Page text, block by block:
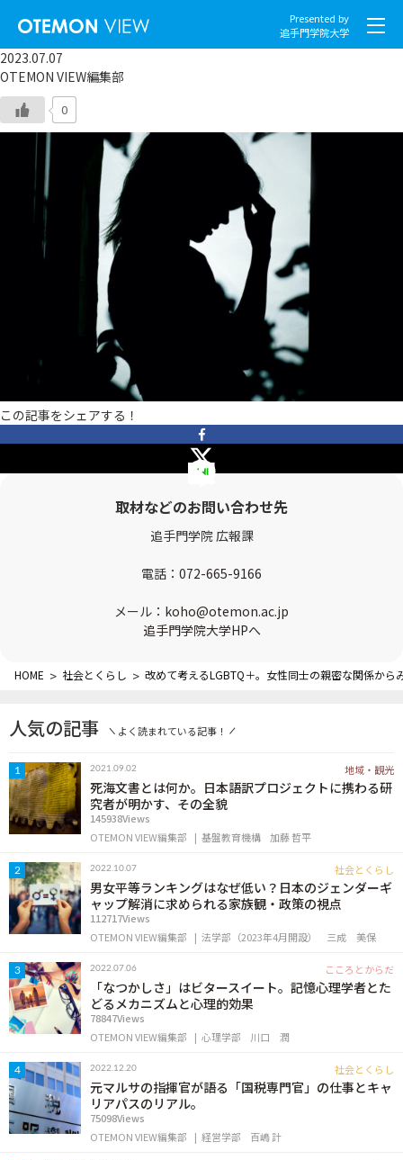
Presented by
追手門学院大学
社会とくらし
グローバル
スポーツと文化
OTEMON VIEWについて
2023.07.07
OTEMON VIEW編集部
0
この記事をシェアする！
取材などのお問い合わせ先
追手門学院 広報課
電話： 072-665-9166
メール： koho@otemon.ac.jp
追手門学院大学HPへ
HOME > 社会とくらし > 改めて考えるLGBTQ＋。女性同士の親密な関係から
人気の記事 よく読まれている記事！
1 2021.09.02 地域・観光
死海文書とは何か。日本語訳プロジェクトに携わる研
究者が明かす、その全貌
145938Views
OTEMON VIEW編集部
基盤教育機構 加藤 哲平
2 2022.10.07 社会とくらし
男女平等ランキングはなぜ低い？日本のジェンダーギ
ャップ解消に求められる家族観・政策の視点
112717Views
OTEMON VIEW編集部
法学部（2023年4月開設） 三成 美保
3 2022.07.06 こころとからだ
「なつかしさ」はビタースイート。記憶心理学者とた
どるメカニズムと心理的効果
78847Views
OTEMON VIEW編集部
心理学部 川口 潤
4 2022.12.20 社会とくらし
元マルサの指揮官が語る「国税専門官」の仕事とキャ
リアパスのリアル。
75098Views
OTEMON VIEW編集部
経営学部 百嶋 計